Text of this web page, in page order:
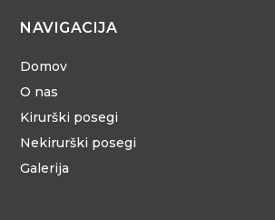
NAVIGACIJA
Domov
O nas
Kirurški posegi
Nekirurški posegi
Galerija